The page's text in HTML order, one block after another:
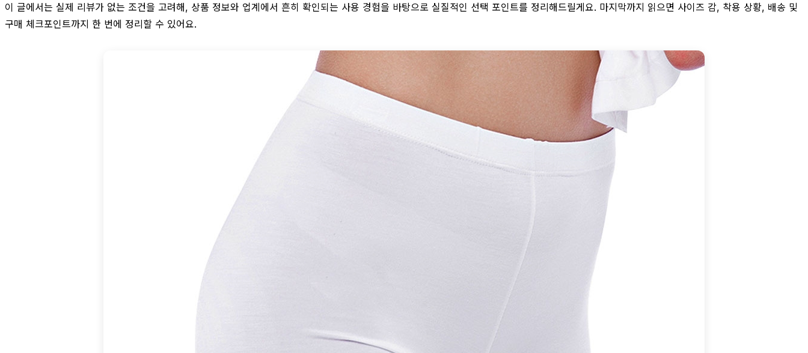
이 글에서는 실제 리뷰가 없는 조건을 고려해, 상품 정보와 업계에서 흔히 확인되는 사용 경험을 바탕으로 실질적인 선택 포인트를 정리해드릴게요. 마지막까지 읽으면 사이즈 감, 착용 상황, 배송 및
구매 체크포인트까지 한 번에 정리할 수 있어요.